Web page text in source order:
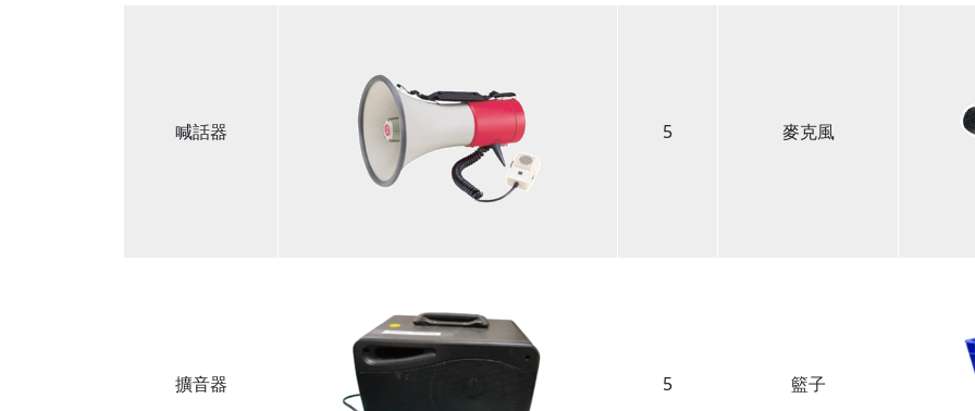
喊話器 5 麥克風
擴音器 5 籃子